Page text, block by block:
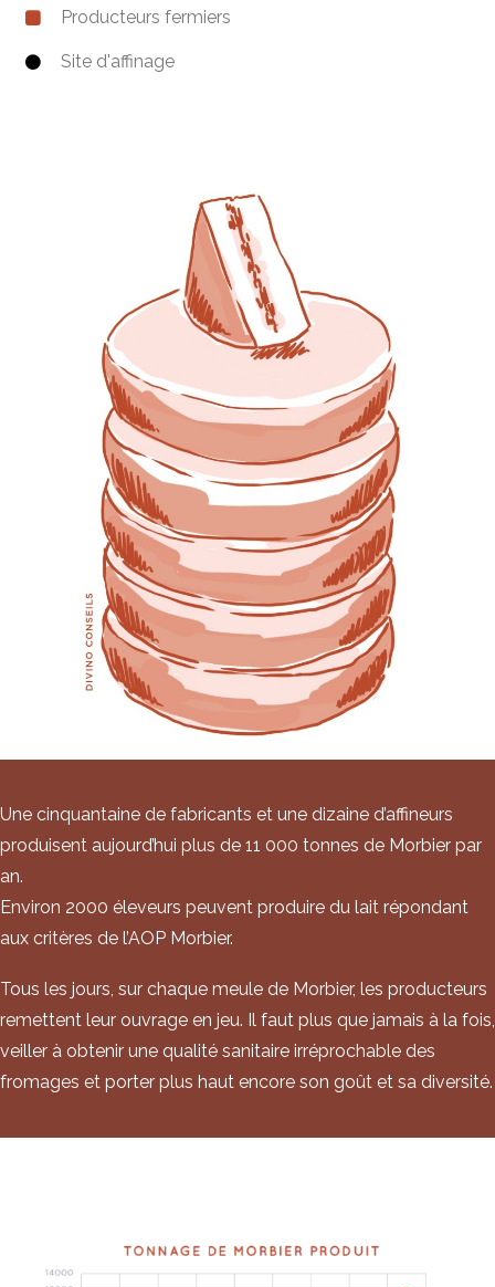
Producteurs fermiers
Site d'affinage
Une cinquantaine de fabricants et une dizaine d’affineurs
produisent aujourd’hui plus de 11 000 tonnes de Morbier par
an.
Environ 2000 éleveurs peuvent produire du lait répondant
aux critères de l’AOP Morbier.
Tous les jours, sur chaque meule de Morbier, les producteurs
remettent leur ouvrage en jeu. Il faut plus que jamais à la fois,
veiller à obtenir une qualité sanitaire irréprochable des
fromages et porter plus haut encore son goût et sa diversité.